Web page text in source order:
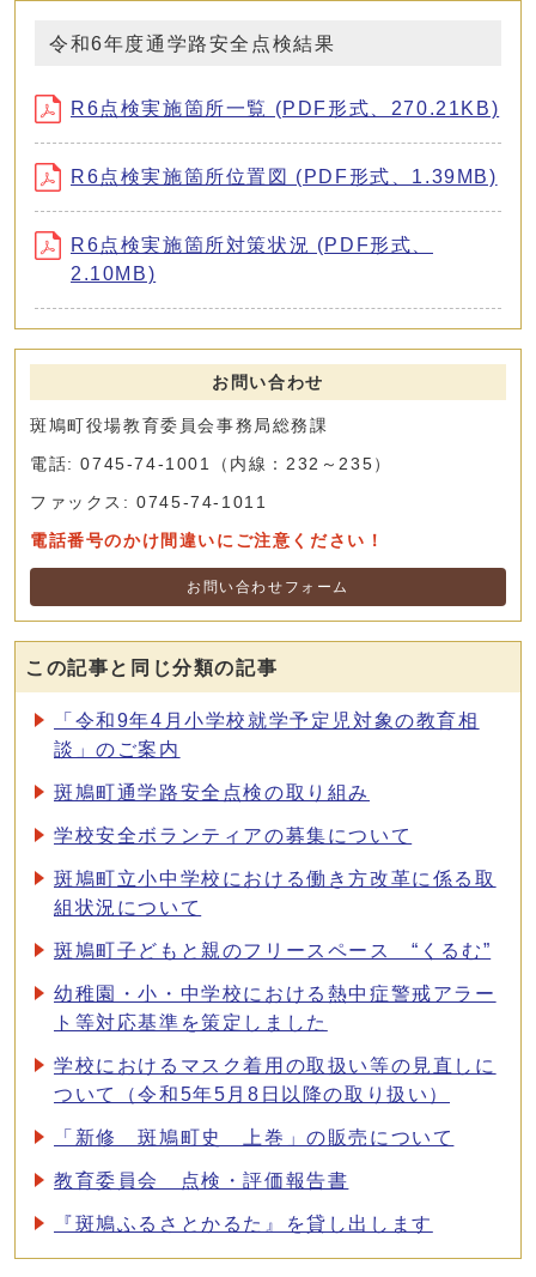
令和6年度通学路安全点検結果
R6点検実施箇所一覧 (PDF形式、270.21KB)
R6点検実施箇所位置図 (PDF形式、1.39MB)
R6点検実施箇所対策状況 (PDF形式、
2.10MB)
お問い合わせ
斑鳩町役場教育委員会事務局総務課
電話: 0745-74-1001（内線：232～235）
ファックス: 0745-74-1011
電話番号のかけ間違いにご注意ください！
お問い合わせフォーム
この記事と同じ分類の記事
「令和9年4月小学校就学予定児対象の教育相
談」のご案内
斑鳩町通学路安全点検の取り組み
学校安全ボランティアの募集について
斑鳩町立小中学校における働き方改革に係る取
組状況について
斑鳩町子どもと親のフリースペース “くるむ”
幼稚園・小・中学校における熱中症警戒アラー
ト等対応基準を策定しました
学校におけるマスク着用の取扱い等の見直しに
ついて（令和5年5月8日以降の取り扱い）
「新修 斑鳩町史 上巻」の販売について
教育委員会 点検・評価報告書
『斑鳩ふるさとかるた』を貸し出します